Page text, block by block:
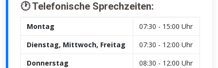
🕐 Telefonische Sprechzeiten:
Montag
07:30 - 15:00 Uhr
Dienstag, Mittwoch, Freitag
07:30 - 12:00 Uhr
Donnerstag
08:30 - 12:00 Uhr